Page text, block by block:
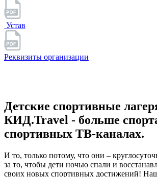
Устав
Реквизиты организации
Детские спортивные
КИД.Travel - больше
спортивных ТВ-каналах.
И то, только потому, что они –
за то, чтобы дети ночью спали и
своих новых спортивных достижений!